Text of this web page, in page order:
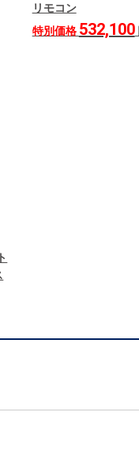
リモコン
特別価格 532,100